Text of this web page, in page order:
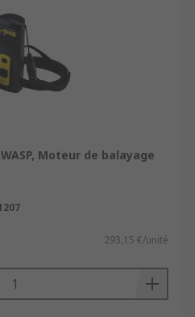
Moteur de balayage
293,15 €/unité